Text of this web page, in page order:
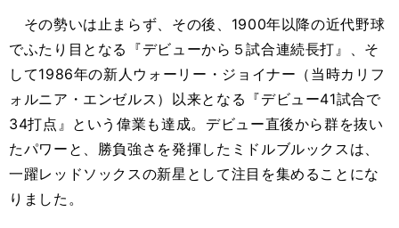
その勢いは止まらず、その後、1900年以降の近代野球
でふたり目となる『デビューから５試合連続長打』、そ
して1986年の新人ウォーリー・ジョイナー（当時カリフ
ォルニア・エンゼルス）以来となる『デビュー41試合で
34打点』という偉業も達成。デビュー直後から群を抜い
たパワーと、勝負強さを発揮したミドルブルックスは、
一躍レッドソックスの新星として注目を集めることにな
りました。